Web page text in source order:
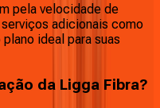
pela velocidade de
adicionais como
ideal para suas
da Ligga Fibra?